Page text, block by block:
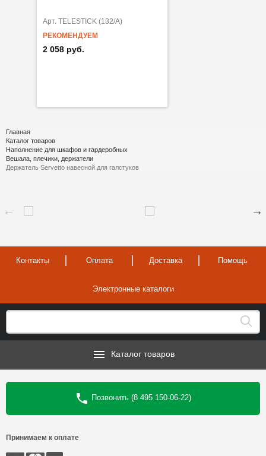
Арт. TELESTICK (132/A)
РЕКОМЕНДУЕМ
2 058 руб.
Главная
Каталог товаров
Наполнение для шкафов и гардеробных
Вешала, плечики, держатели
Держатель Servetto навесной для галстуков
Контакты Оплата Доставка Помощь
Электронные каталоги
Каталог товаров
Позвонить (8 495 150-06-22)
Принимаем к оплате